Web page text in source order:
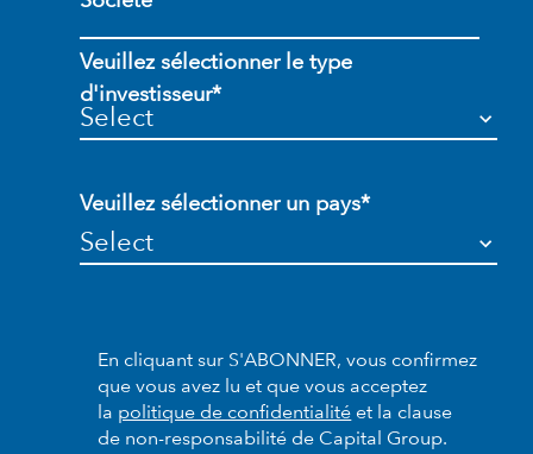
Veuillez sélectionner le type
d'investisseur*
Veuillez sélectionner un pays*
En cliquant sur S'ABONNER, vous confirmez
que vous avez lu et que vous acceptez
la politique de confidentialité et la clause
de non-responsabilité de Capital Group.